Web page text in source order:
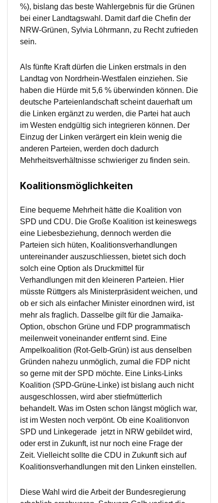
%), bislang das beste Wahlergebnis für die Grünen
bei einer Landtagswahl. Damit darf die Chefin der
NRW-Grünen, Sylvia Löhrmann, zu Recht zufrieden
sein.
Als fünfte Kraft dürfen die Linken erstmals in den
Landtag von Nordrhein-Westfalen einziehen. Sie
haben die Hürde mit 5,6 % überwinden können. Die
deutsche Parteienlandschaft scheint dauerhaft um
die Linken ergänzt zu werden, die Partei hat auch
im Westen endgültig sich integrieren können. Der
Einzug der Linken verärgert ein klein wenig die
anderen Parteien, werden doch dadurch
Mehrheitsverhältnisse schwieriger zu finden sein.
Koalitionsmöglichkeiten
Eine bequeme Mehrheit hätte die Koalition von
SPD und CDU. Die Große Koalition ist keineswegs
eine Liebesbeziehung, dennoch werden die
Parteien sich hüten, Koalitionsverhandlungen
untereinander auszuschliessen, bietet sich doch
solch eine Option als Druckmittel für
Verhandlungen mit den kleineren Parteien. Hier
müsste Rüttgers als Ministerpräsident weichen, und
ob er sich als einfacher Minister einordnen wird, ist
mehr als fraglich. Dasselbe gilt für die Jamaika-
Option, obschon Grüne und FDP programmatisch
meilenweit voneinander entfernt sind. Eine
Ampelkoalition (Rot-Gelb-Grün) ist aus denselben
Gründen nahezu unmöglich, zumal die FDP nicht
so gerne mit der SPD möchte. Eine Links-Links
Koalition (SPD-Grüne-Linke) ist bislang auch nicht
ausgeschlossen, wird aber stiefmütterlich
behandelt. Was im Osten schon längst möglich war,
ist im Westen noch verpönt. Ob eine Koalitionvon
SPD und Linkegerade jetzt in NRW gebildet wird,
oder erst in Zukunft, ist nur noch eine Frage der
Zeit. Vielleicht sollte die CDU in Zukunft sich auf
Koalitionsverhandlungen mit den Linken einstellen.
Diese Wahl wird die Arbeit der Bundesregierung